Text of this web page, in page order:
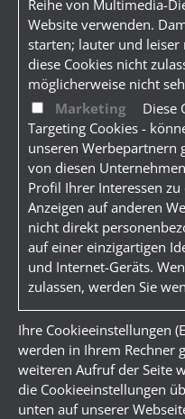
Reihe von Multimedia-
Website verwenden.
starten; lauter und leiser
diese Cookies nicht
möglicherweise nicht
Marketing
Diese
Targeting Cookies -
unseren Werbepartnern
von diesen
Profil Ihrer Interessen
Anzeigen auf anderen
nicht direkt
auf einer einzigartigen
und Internet-Geräts.
zulassen, werden Sie
Ihre Cookieeinstellungen
werden in Ihrem Rechner
weiteren Aufruf der Seite
die Cookieeinstellungen
unten auf unserer